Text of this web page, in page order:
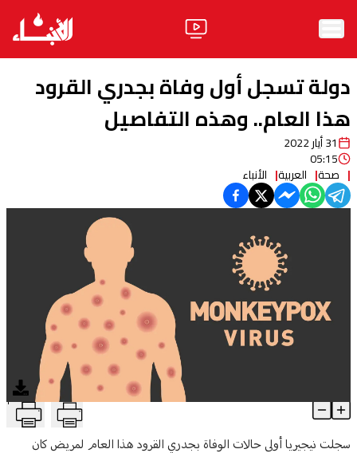
الأخبار
ثقافة ومجتمع
آراء
فيديو
مواقف
وليد جنبلاط
دولة تسجل أول وفاة بجدري القرود
هذا العام.. وهذه التفاصيل
31 أيار 2022
05:15
صحة العربية الأنباء
دولة تسجل أول وفاة بجدري القرود هذا العام.. وهذه التفاصيل T
Article Content
سجلت نيجيريا أولى حالات الوفاة بجدري القرود هذا العام لمريض كان